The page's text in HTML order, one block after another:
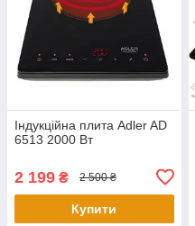
Індукційна плита Adler AD
6513 2000 Вт
2 199 ₴ 2 500 ₴
Купити